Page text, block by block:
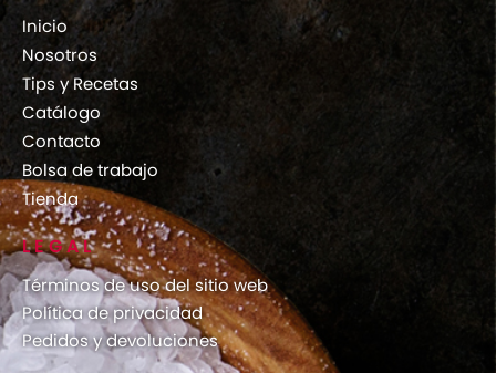
Inicio
Nosotros
Tips y Recetas
Catálogo
Contacto
Bolsa de trabajo
Tienda
LEGAL
Términos de uso del sitio web
Política de privacidad
Pedidos y devoluciones